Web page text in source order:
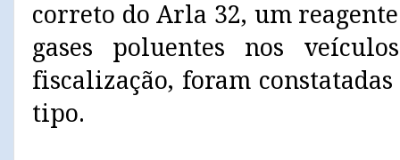
correto do Arla 32, um
gases poluentes nos
fiscalização, foram
tipo.